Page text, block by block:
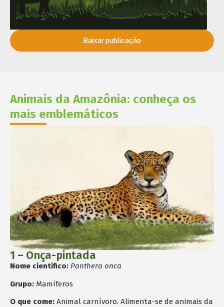
Baixar publicação
Animais da Amazônia: conheça os
mais emblemáticos
1 – Onça-pintada
Nome científico: Panthera onca
Grupo: Mamíferos
O que come: Animal carnívoro. Alimenta-se de animais da